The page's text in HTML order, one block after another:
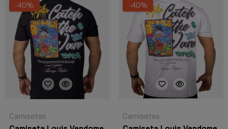
-40%
Camisetas
-40%
Camisetas